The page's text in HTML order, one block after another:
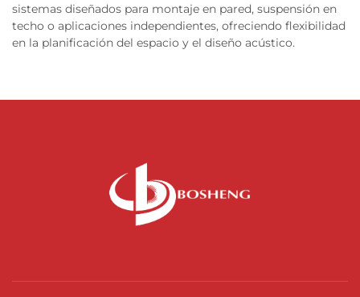
sistemas diseñados para montaje en pared, suspensión en
techo o aplicaciones independientes, ofreciendo flexibilidad
en la planificación del espacio y el diseño acústico.